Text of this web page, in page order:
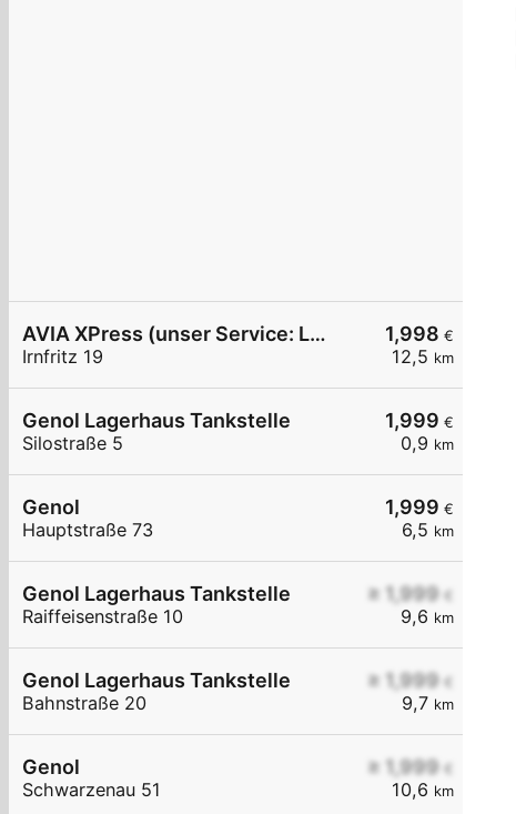
1,998 €
12,5 km
AVIA XPress (unser Service: Luft und Wasser)
Irnfritz 19
1,999 €
0,9 km
Genol Lagerhaus Tankstelle
Silostraße 5
1,999 €
6,5 km
Genol
Hauptstraße 73
≥ 1,999 €
9,6 km
Genol Lagerhaus Tankstelle
Raiffeisenstraße 10
≥ 1,999 €
9,7 km
Genol Lagerhaus Tankstelle
Bahnstraße 20
≥ 1,999 €
10,6 km
Genol
Schwarzenau 51